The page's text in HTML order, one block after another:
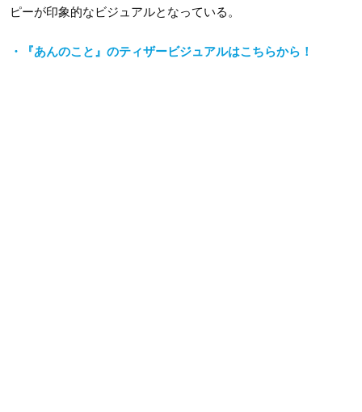
ピーが印象的なビジュアルとなっている。
・『あんのこと』のティザービジュアルはこちらから！